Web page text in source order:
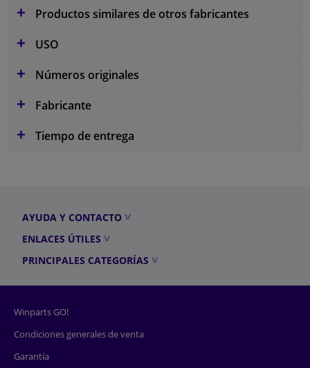
Productos similares de otros fabricantes
USO
Números originales
Fabricante
Tiempo de entrega
AYUDA Y CONTACTO
ENLACES ÚTILES
PRINCIPALES CATEGORÍAS
Winparts GO!
Condiciones generales de venta
Garantía